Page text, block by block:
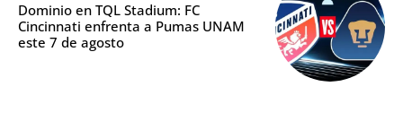
Dominio en TQL Stadium: FC
Cincinnati enfrenta a Pumas UNAM
este 7 de agosto